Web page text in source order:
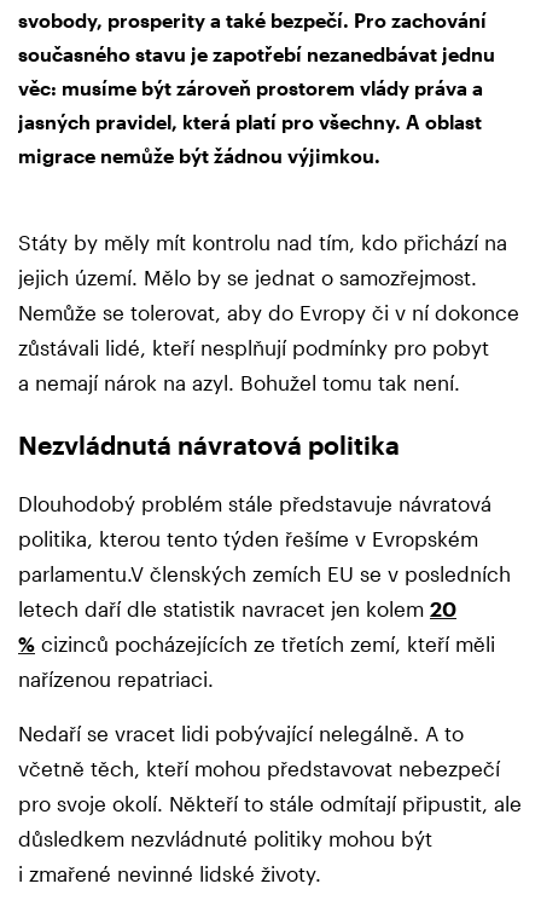
svobody, prosperity a také bezpečí. Pro zachování
současného stavu je zapotřebí nezanedbávat jednu
věc: musíme být zároveň prostorem vlády práva a
jasných pravidel, která platí pro všechny. A oblast
migrace nemůže být žádnou výjimkou.
Státy by měly mít kontrolu nad tím, kdo přichází na
jejich území. Mělo by se jednat o samozřejmost.
Nemůže se tolerovat, aby do Evropy či v ní dokonce
zůstávali lidé, kteří nesplňují podmínky pro pobyt
a nemají nárok na azyl. Bohužel tomu tak není.
Nezvládnutá návratová politika
Dlouhodobý problém stále představuje návratová
politika, kterou tento týden řešíme v Evropském
parlamentu.V členských zemích EU se v posledních
letech daří dle statistik navracet jen kolem 20
% cizinců pocházejících ze třetích zemí, kteří měli
nařízenou repatriaci.
Nedaří se vracet lidi pobývající nelegálně. A to
včetně těch, kteří mohou představovat nebezpečí
pro svoje okolí. Někteří to stále odmítají připustit, ale
důsledkem nezvládnuté politiky mohou být
i zmařené nevinné lidské životy.